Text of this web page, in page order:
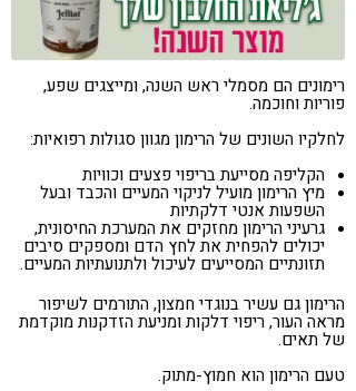
רימונים הם מסמלי ראש השנה, ומייצגים שפע,
פוריות וחוכמה.
לחלקיו השונים של הרימון מגוון סגולות רפואיות:
הקליפה מסייעת בריפוי פצעים וכוויות
מיץ הרימון מועיל לניקוי המעיים והכבד ובעל
השפעות אנטי דלקתיות
גרעיני הרימון מחזקים את המערכת החיסונית,
יכולים להפחית את לחץ הדם ומספקים סיבים
תזונתיים המסייעים לעיכול ולתנועתיות המעיים.
הרימון גם עשיר בנוגדי חמצון, התורמים לשיפור
מראה העור, ריפוי דלקות ומניעת הזדקנות מוקדמת
של תאים.
טעם הרימון הוא חמוץ-מתוק.